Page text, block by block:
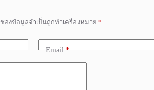
ช่องข้อมูลจำเป็นถูกทำเครื่องหมาย *
Email*